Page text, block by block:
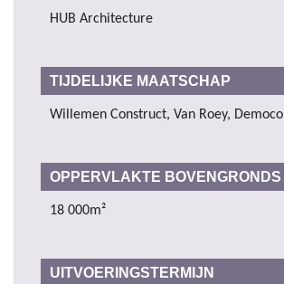
HUB Architecture
TIJDELIJKE MAATSCHAP
Willemen Construct, Van Roey, Democo
OPPERVLAKTE BOVENGRONDS
18 000m²
UITVOERINGSTERMIJN